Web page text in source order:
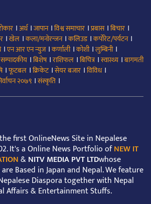
।अर्थ।जापान।विश्व समाचार ।प्रबास।बिचार ।
।खेल ।कला/मनोरन्जन।कलिउड।कर्पोरेट/पर्यटन।
।एन आर एन न्युज।कर्णाली।कोशी।लुम्बिनी।
सम्पादकीय ।बिशेष।राशिफल ।बिचित्र।स्वास्थ्य ।बागमती
।फूटबल ।क्रिकेट।सेयर बजार ।विविध।
२०७९ ।संस्कृति ।
first OnlineNews Site in Nepalese
It's a Online News Portfolio ofNEW IT
&NITV MEDIA PVT LTDwhose
Based in Japan and Nepal. We feature
Diaspora together with Nepal
Affairs & Entertainment Stuffs.